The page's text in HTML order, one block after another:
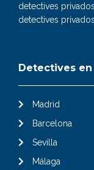
detectives
detectives
Detectives
Madrid
Barcelona
Sevilla
Málaga